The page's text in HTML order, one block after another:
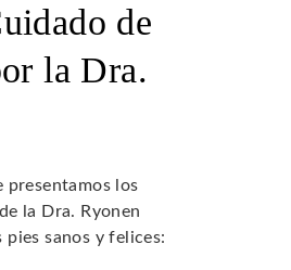
de
la Dra.
los
la Dra. Ryonen
sanos y felices: